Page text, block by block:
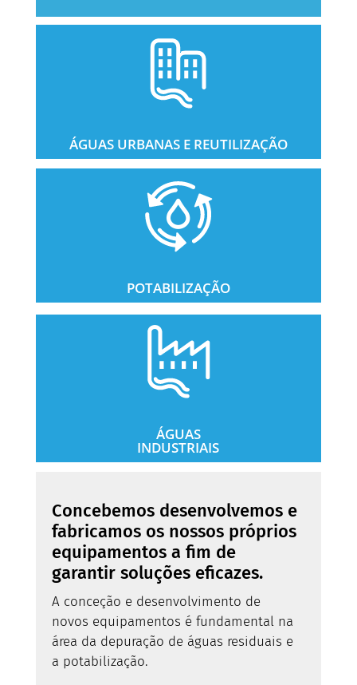
ÁGUAS URBANAS E REUTILIZAÇÃO
POTABILIZAÇÃO
ÁGUAS
INDUSTRIAIS
Concebemos desenvolvemos e
fabricamos os nossos próprios
equipamentos a fim de
garantir soluções eficazes.
A conceção e desenvolvimento de
novos equipamentos é fundamental na
área da depuração de águas residuais e
a potabilização.